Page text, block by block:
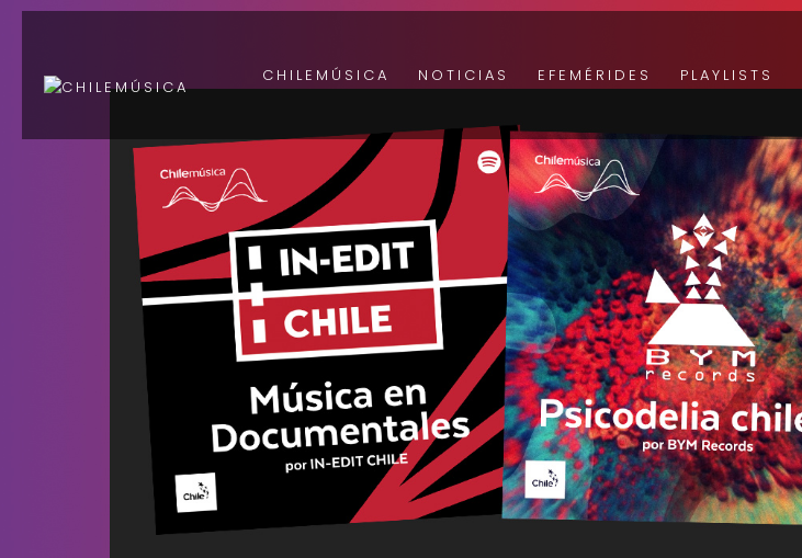
CHILEMÚSICA NOTICIAS EFEMÉRIDES PLAYLISTS